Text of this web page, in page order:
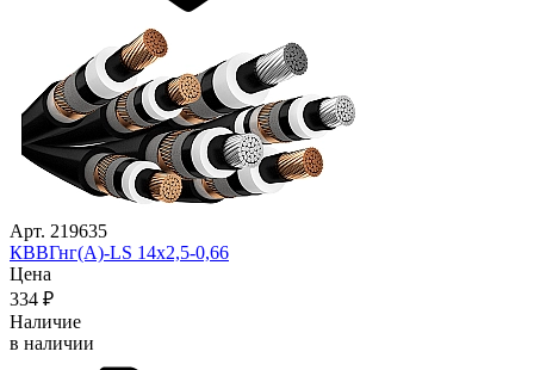
Арт. 219635
КВВГнг(А)-LS 14х2,5-0,66
Цена
334 ₽
Наличие
в наличии